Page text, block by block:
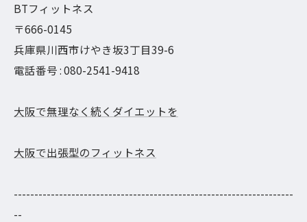
BTフィットネス
〒666-0145
兵庫県川西市けやき坂3丁目39-6
電話番号 : 080-2541-9418
大阪で無理なく続くダイエットを
大阪で出張型のフィットネス
--------------------------------------------------------------------
--